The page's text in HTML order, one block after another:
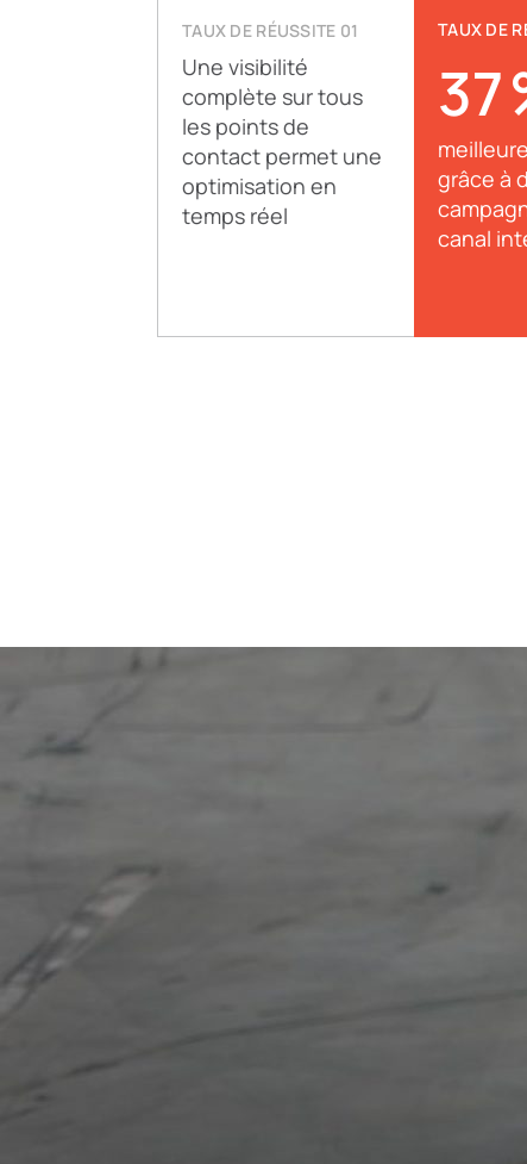
TAUX DE RÉUSSITE 01
Une visibilité
complète sur tous
les points de
contact permet une
optimisation en
temps réel
TAUX DE
37
grâce à
canal